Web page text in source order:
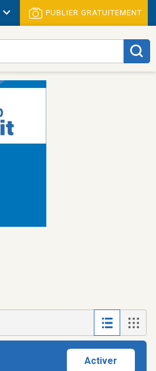
PUBLIER GRATUITEMENT
Activer